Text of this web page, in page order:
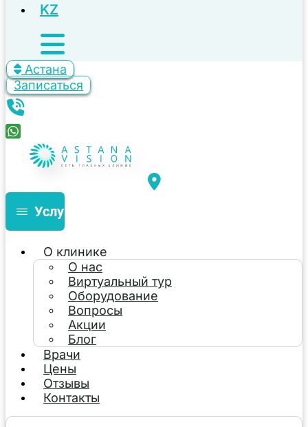
KZ
Астана
Записаться
Услуги
О клинике
О нас
Виртуальный тур
Оборудование
Вопросы
Акции
Блог
Врачи
Цены
Отзывы
Контакты